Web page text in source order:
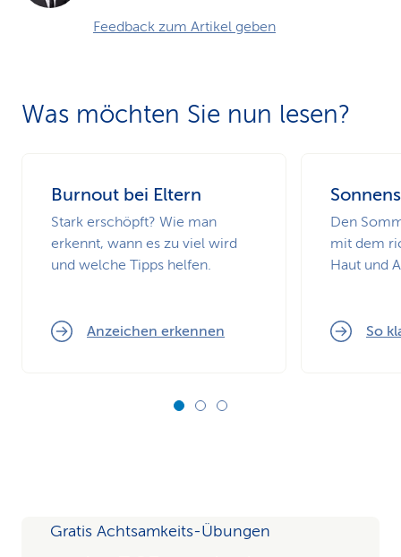
Feedback zum Artikel geben
Was möchten Sie nun lesen?
Burnout bei Eltern
Stark erschöpft? Wie man
erkennt, wann es zu viel wird
und welche Tipps helfen.
Anzeichen erkennen
Den
mit dem
Haut und
So
Gratis Achtsamkeits-Übungen